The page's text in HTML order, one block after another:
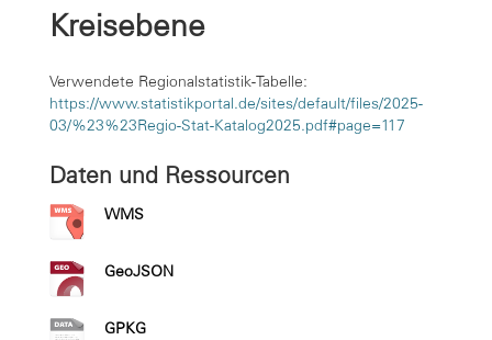
Kreisebene
Verwendete Regionalstatistik-Tabelle:
https://www.statistikportal.de/sites/default/files/2025-
03/%23%23Regio-Stat-Katalog2025.pdf#page=117
Daten und Ressourcen
WMS
GeoJSON
GPKG